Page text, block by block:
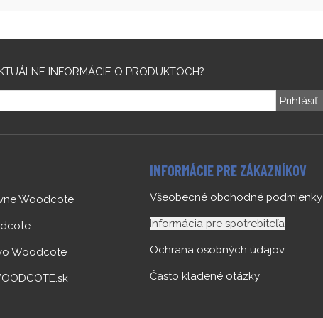
INFORMÁCIE O PRODUKTOCH?
Prihlásiť
Woodcote
Woodcote
INFORMÁCIE PRE ZÁKAZNÍKOV
Všeobecné obchodné podmienky
Informácia pre spotrebiteľa
Ochrana osobných údajov
Často kladené otázky